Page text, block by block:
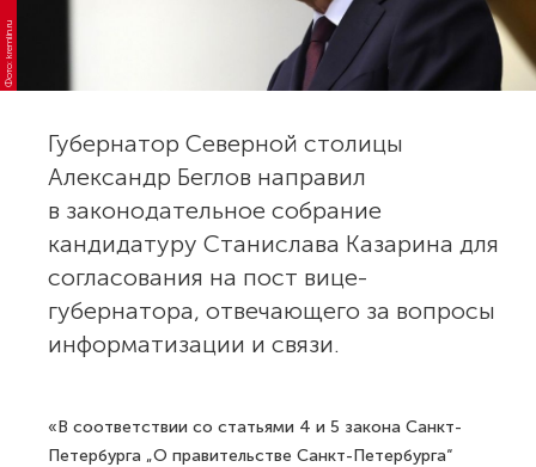
Фото: kremlin.ru
Губернатор Северной столицы
Александр Беглов направил
в законодательное собрание
кандидатуру Станислава Казарина для
согласования на пост вице-
губернатора, отвечающего за вопросы
информатизации и связи.
«В соответствии со статьями 4 и 5 закона Санкт-
Петербурга „О правительстве Санкт-Петербурга“